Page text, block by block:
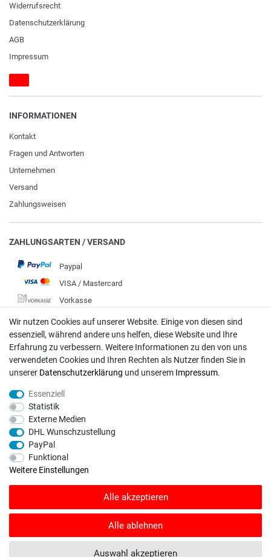
Widerrufs­recht
Daten­schutz­erklärung
AGB
Impressum
INFORMATIONEN
Kontakt
Fragen und Antworten
Unternehmen
Versand
Zahlungsweisen
ZAHLUNGSARTEN / VERSAND
Paypal
VISA / Mastercard
Vorkasse
DHL
Deutsche Post
Bei Fragen wenden Sie sich direkt an unser Service-Team.
info@rasentraktoren-motoren.de
MA-Versand GmbH, 53925 Kall, In der Laach 1-3
SHOPVOTE Bewertungen. SHOPVOTE setzt automatische und manuelle
© Copyright 2026 | Alle Rechte vorbehalten. - Rasentraktoren-Motoren | Realisation
Wir nutzen Cookies auf unserer Website. Einige von diesen sind
essenziell, während andere uns helfen, diese Website und Ihre
Erfahrung zu verbessern. Weitere Informationen zu den von uns
verwendeten Cookies und Ihren Rechten als Nutzer finden Sie in
unserer Daten­schutz­erklärung und unserem Impressum.
Essenziell
Statistik
Externe Medien
DHL Wunschzustellung
PayPal
Funktional
Weitere Einstellungen
Alle akzeptieren
Alle ablehnen
Auswahl akzeptieren